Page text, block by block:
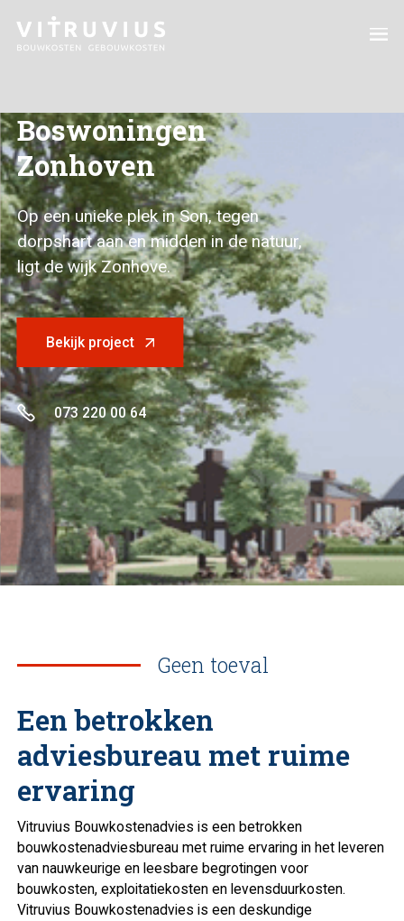
Boswoningen
Zonhoven
Op een unieke plek in Son, tegen
dorpshart aan en midden in de natuur,
ligt de wijk Zonhove.
Bekijk project
073 220 00 64
Slide 2 of 3.
Geen toeval
Een betrokken
adviesbureau met ruime
ervaring
Vitruvius Bouwkostenadvies is een betrokken
bouwkostenadviesbureau met ruime ervaring in het leveren
van nauwkeurige en leesbare begrotingen voor
bouwkosten, exploitatiekosten en levensduurkosten.
Vitruvius Bouwkostenadvies is een deskundige